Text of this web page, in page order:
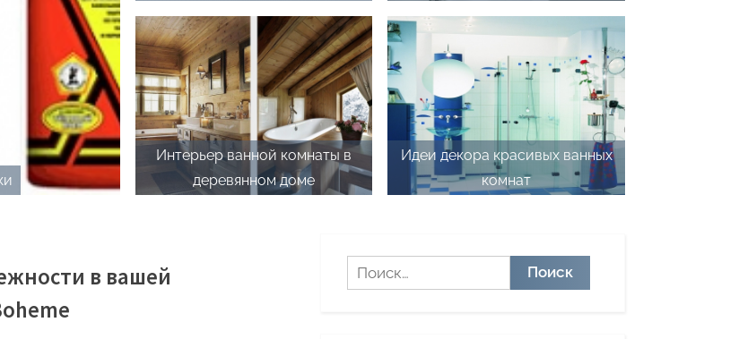
Интерьер ванной комнаты в
деревянном доме
Идеи декора красивых ванных
комнат
в вашей
Найти: